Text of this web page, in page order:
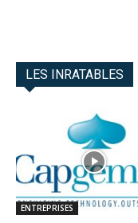
LES INRATABLES
ENTREPRISES